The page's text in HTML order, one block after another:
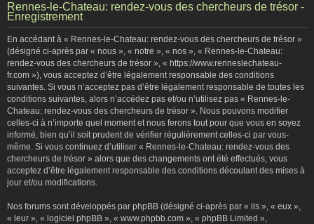
Rennes-le-Chateau: rendez-vous des chercheurs de trésor -
Enregistrement
En accédant à « Rennes-le-Chateau: rendez-vous des chercheurs de trésor »
(désigné ci-après par « nous », « notre », « nos », « Rennes-le-Chateau:
rendez-vous des chercheurs de trésor », « https://www.renneslechateau-
fr.com »), vous acceptez d’être légalement responsable des conditions
suivantes. Si vous n’acceptez pas d’être légalement responsable de toutes les
conditions suivantes, alors n’accédez pas et/ou n’utilisez pas « Rennes-le-
Chateau: rendez-vous des chercheurs de trésor ». Nous pouvons modifier
celles-ci à n’importe quel moment et nous ferons tout pour que vous en soyez
informé, bien qu’il soit prudent de vérifier régulièrement celles-ci par vous-
même. Si vous continuez d’utiliser « Rennes-le-Chateau: rendez-vous des
chercheurs de trésor » alors que des changements ont été effectués, vous
acceptez d’être légalement responsable des conditions découlant des mises à
jour et/ou modifications.
Nos forums sont développés par phpBB (désigné ci-après par « ils », « eux »,
« leur », « logiciel phpBB », « www.phpbb.com », « phpBB Limited »,